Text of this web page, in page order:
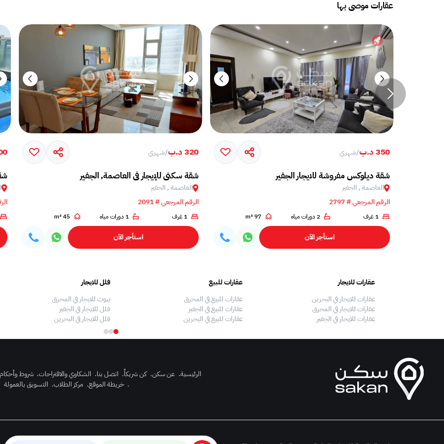
عقارات موصى بها
350 د.ب /شهري
شقة ديلوكس مفروشة للايجار الجفير
العاصمة , الجفير
الرقم المرجعي # 2797
1 غرف 2 دورات مياه 97 m²
استأجر الآن
320 د.ب /شهري
شقة سكني للإيجار في العاصمة, الجفير
العاصمة , الجفير
الرقم المرجعي # 2091
1 غرف 1 دورات مياه 45 m²
استأجر الآن
عقارات للايجار
عقارات للايجار في البحرين
عقارات للايجار في المحرق
عقارات للايجار في الجفير
عقارات للبيع
عقارات للبيع في المحرق
عقارات للبيع في الجفير
عقارات للبيع في البحرين
فلل للايجار
بيوت للايجار في المحرق
فلل للايجار في الجفير
فلل للايجار في البحرين
الرئيسية. عن سكن. كن شريكاً. اتصل بنا. الشكاوي والاقتراحات. شروط
. خريطة الموقع. مركز الطلاب. التسويق بالعمولة